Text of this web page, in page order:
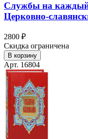
Службы на
Церковно-
2800 ₽
Скидка ограничена
В корзину
Арт. 16804